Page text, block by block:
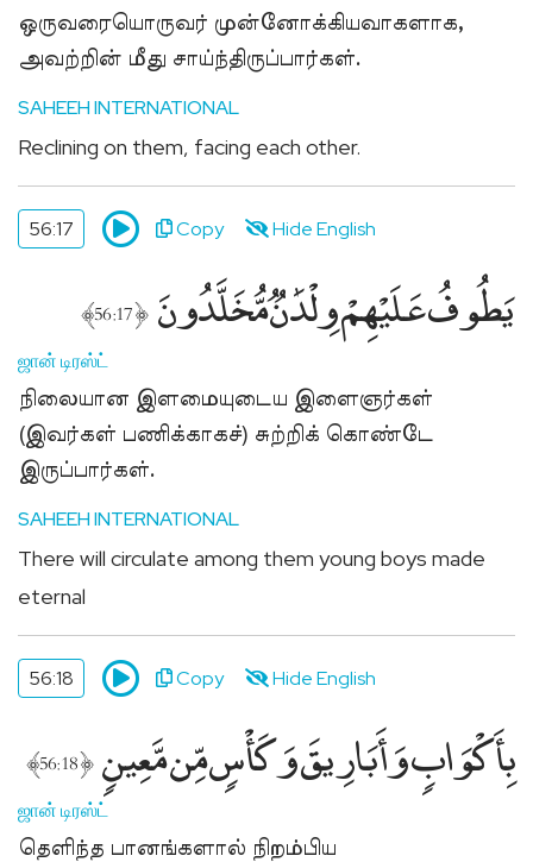
ஒருவரையொருவர் முன்னோக்கியவாகளாக,
அவற்றின் மீது சாய்ந்திருப்பார்கள்.
SAHEEH INTERNATIONAL
Reclining on them, facing each other.
56:17 Copy Hide English
يَطُوفُ عَلَيْهِمْ وِلْدَٰنٌۭ مُّخَلَّدُونَ ﴿56:17﴾
ஜான் டிரஸ்ட்
நிலையான இளமையுடைய இளைஞர்கள்
(இவர்கள் பணிக்காகச்) சுற்றிக் கொண்டே
இருப்பார்கள்.
SAHEEH INTERNATIONAL
There will circulate among them young boys made
eternal
56:18 Copy Hide English
بِأَكْوَابٍۢ وَأَبَارِيقَ وَكَأْسٍۢ مِّن مَّعِينٍۢ ﴿56:18﴾
ஜான் டிரஸ்ட்
தெளிந்த பானங்களால் நிறம்பிய